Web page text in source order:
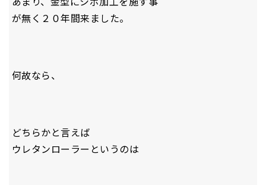
が無く２０年間来ました。
何故なら、
どちらかと言えば
ウレタンローラーというのは